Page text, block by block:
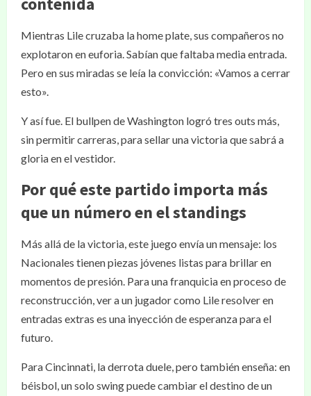
Mientras Lile cruzaba la home plate, sus compañeros no
explotaron en euforia. Sabían que faltaba media entrada.
Pero en sus miradas se leía la convicción: «Vamos a cerrar
esto».
Y así fue. El bullpen de Washington logró tres outs más,
sin permitir carreras, para sellar una victoria que sabrá a
gloria en el vestidor.
Por qué este partido importa más
que un número en el standings
Más allá de la victoria, este juego envía un mensaje: los
Nacionales tienen piezas jóvenes listas para brillar en
momentos de presión. Para una franquicia en proceso de
reconstrucción, ver a un jugador como Lile resolver en
entradas extras es una inyección de esperanza para el
futuro.
Para Cincinnati, la derrota duele, pero también enseña: en
béisbol, un solo swing puede cambiar el destino de un